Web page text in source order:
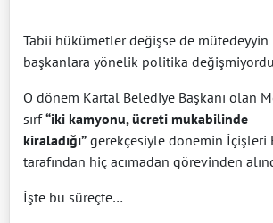
Tabii hükümetler değişse de mütedeyyin
başkanlara yönelik politika
O dönem Kartal Belediye Başkanı olan
sırf“iki kamyonu, ücreti mukabilinde
kiraladığı” gerekçesiyle dönemin İçişleri
tarafından hiç acımadan görevinden
İşte bu süreçte…